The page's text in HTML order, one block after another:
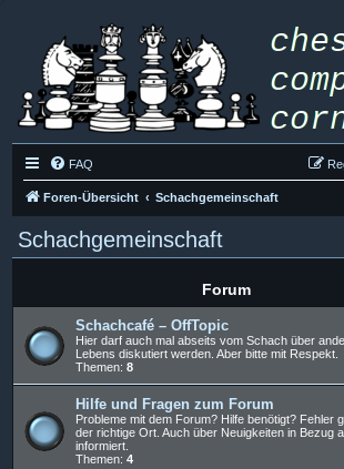
FAQ
Foren-Übersicht Schachgemeinschaft
Schachgemeinschaft
Forum
Schachcafé – OffTopic
Hier darf auch mal abseits vom Schach über
Lebens diskutiert werden. Aber bitte mit Respekt.
Themen: 8
Hilfe und Fragen zum Forum
Probleme mit dem Forum? Hilfe benötigt? Fehler
der richtige Ort. Auch über Neuigkeiten in Bezug
informiert.
Themen: 4